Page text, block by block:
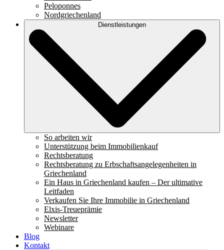
Peloponnes
Nordgriechenland
Dienstleistungen
So arbeiten wir
Unterstützung beim Immobilienkauf
Rechtsberatung
Rechtsberatung zu Erbschaftsangelegenheiten in
Griechenland
Ein Haus in Griechenland kaufen – Der ultimative
Leitfaden
Verkaufen Sie Ihre Immobilie in Griechenland
Elxis-Treueprämie
Newsletter
Webinare
Blog
Kontakt